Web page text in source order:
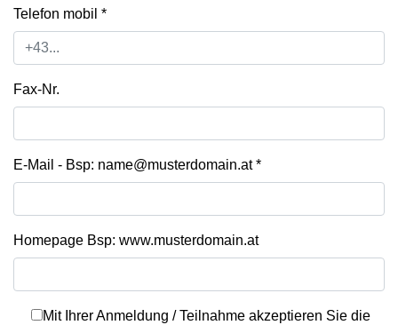
Telefon mobil *
Fax-Nr.
E-Mail - Bsp: name@musterdomain.at*
Homepage Bsp: www.musterdomain.at
Mit Ihrer Anmeldung / Teilnahme akzeptieren Sie die